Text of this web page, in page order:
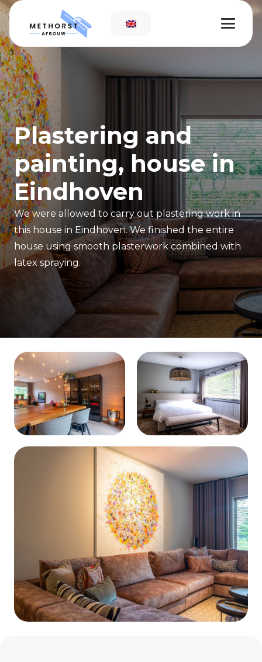
Plastering and
painting, house in
Eindhoven
We were allowed to carry out plastering work in
this house in Eindhoven. We finished the entire
house using smooth plasterwork combined with
latex spraying.